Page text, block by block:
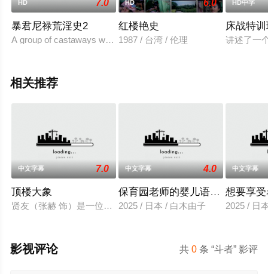
HD 7.0
暴君尼禄荒淫史2
A group of castaways wash ashore on a deserte
HD 6.0
红楼艳史
1987 / 台湾 / 伦理
HD中字
床战特
讲述了一
相关推荐
中文字幕 7.0
顶楼大象
贤友（张赫 饰）是一位小有名气的作家，自从被前女友无故抛
中文字幕 4.0
保育园老师的婴儿语让人超兴奋
2025 / 日本 / 白木由子
中文字幕
想要享
2025 / 日
共0 条 “斗者” 影评
影视评论